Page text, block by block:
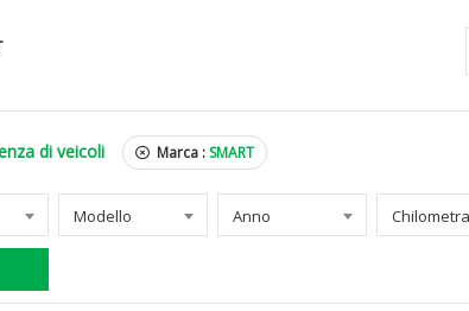
di veicoli Marca : SMART
Modello Anno